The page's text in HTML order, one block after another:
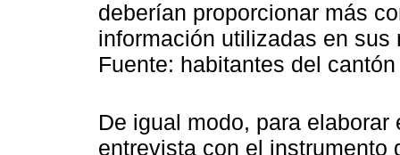
deberían proporcionar más
información utilizadas en
Fuente: habitantes del
De igual modo, para
entrevista con el instrumento